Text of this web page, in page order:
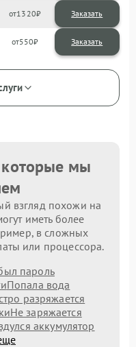
1320
550
мы
взгляд похожи на
иметь более
в сложных
или процессора.
пароль
Попала вода
разряжается
Не заряжается
аккумулятор